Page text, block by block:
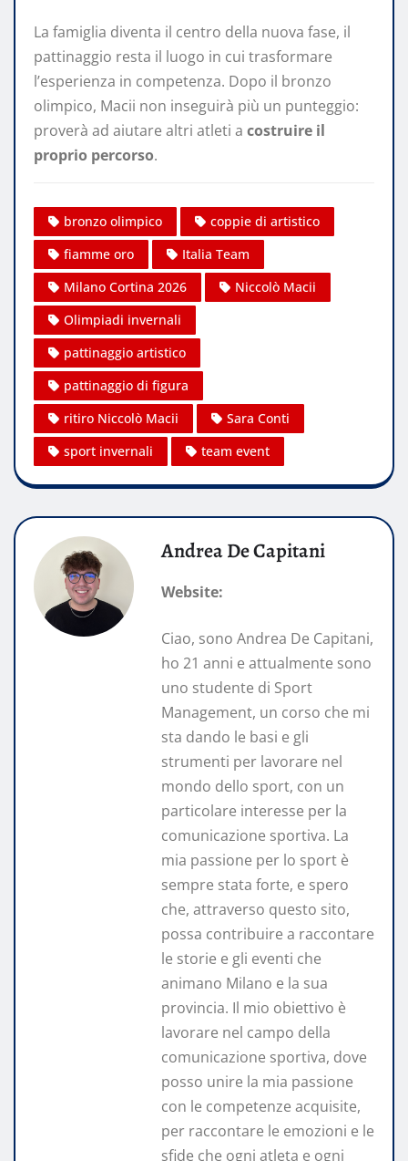
La famiglia diventa il centro della nuova fase, il
pattinaggio resta il luogo in cui trasformare
l’esperienza in competenza. Dopo il bronzo
olimpico, Macii non inseguirà più un punteggio:
proverà ad aiutare altri atleti a costruire il
proprio percorso.
bronzo olimpico
coppie di artistico
fiamme oro
Italia Team
Milano Cortina 2026
Niccolò Macii
Olimpiadi invernali
pattinaggio artistico
pattinaggio di figura
ritiro Niccolò Macii
Sara Conti
sport invernali
team event
Andrea De Capitani
Website:
Ciao, sono Andrea De Capitani,
ho 21 anni e attualmente sono
uno studente di Sport
Management, un corso che mi
sta dando le basi e gli
strumenti per lavorare nel
mondo dello sport, con un
particolare interesse per la
comunicazione sportiva. La
mia passione per lo sport è
sempre stata forte, e spero
che, attraverso questo sito,
possa contribuire a raccontare
le storie e gli eventi che
animano Milano e la sua
provincia. Il mio obiettivo è
lavorare nel campo della
comunicazione sportiva, dove
posso unire la mia passione
con le competenze acquisite,
per raccontare le emozioni e le
sfide che ogni atleta e ogni